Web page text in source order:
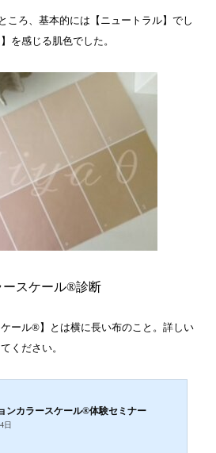
ころ、基本的には【ニュートラル】でし
を感じる肌色でした。
ースケール®診断
ケール®】とは横に長い布のこと。詳しい
ください。
ンカラースケール®体験セミナー
日